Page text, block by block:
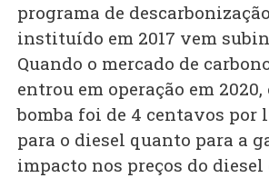
programa de
instituído em 2017 vem
Quando o mercado de
entrou em operação em
bomba foi de 4 centavos por
para o diesel quanto para a
impacto nos preços do